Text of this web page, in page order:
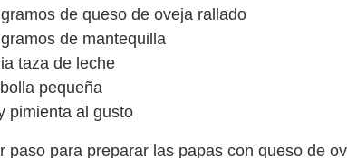
de queso de oveja rallado
de mantequilla
taza de leche
pequeña
pimienta al gusto
paso para preparar las papas con queso de